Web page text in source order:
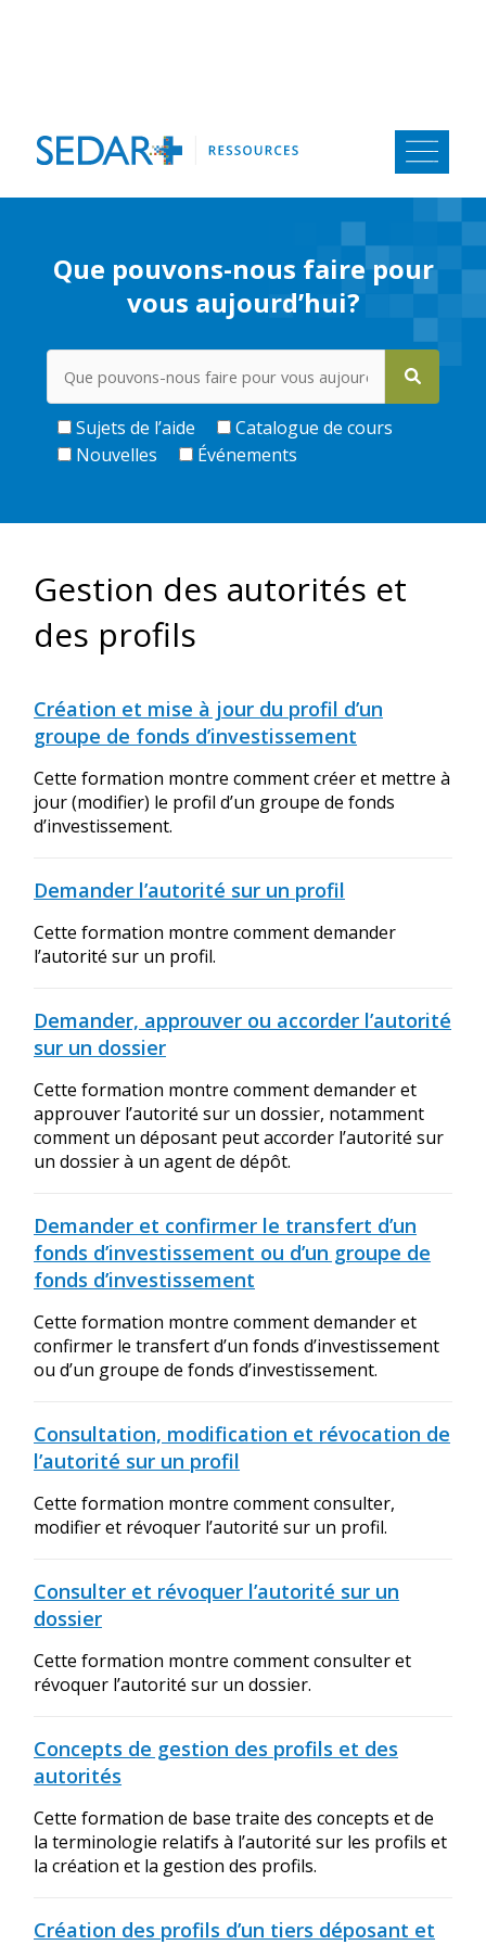
contenu
Que pouvons-nous faire pour
vous aujourd’hui?
Sujets de l’aide
Catalogue de cours
Nouvelles
Événements
Gestion des autorités et
des profils
Création et mise à jour du profil d’un
groupe de fonds d’investissement
Cette formation montre comment créer et mettre à
jour (modifier) le profil d’un groupe de fonds
d’investissement.
Demander l’autorité sur un profil
Cette formation montre comment demander
l’autorité sur un profil.
Demander, approuver ou accorder l’autorité
sur un dossier
Cette formation montre comment demander et
approuver l’autorité sur un dossier, notamment
comment un déposant peut accorder l’autorité sur
un dossier à un agent de dépôt.
Demander et confirmer le transfert d’un
fonds d’investissement ou d’un groupe de
fonds d’investissement
Cette formation montre comment demander et
confirmer le transfert d’un fonds d’investissement
ou d’un groupe de fonds d’investissement.
Consultation, modification et révocation de
l’autorité sur un profil
Cette formation montre comment consulter,
modifier et révoquer l’autorité sur un profil.
Consulter et révoquer l’autorité sur un
dossier
Cette formation montre comment consulter et
révoquer l’autorité sur un dossier.
Concepts de gestion des profils et des
autorités
Cette formation de base traite des concepts et de
la terminologie relatifs à l’autorité sur les profils et
la création et la gestion des profils.
Création des profils d’un tiers déposant et